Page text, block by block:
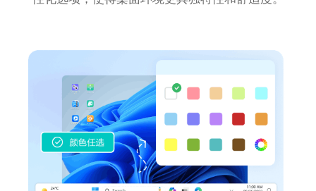
这款任务栏美化软件太棒了！操作简单，美
香菜香菜